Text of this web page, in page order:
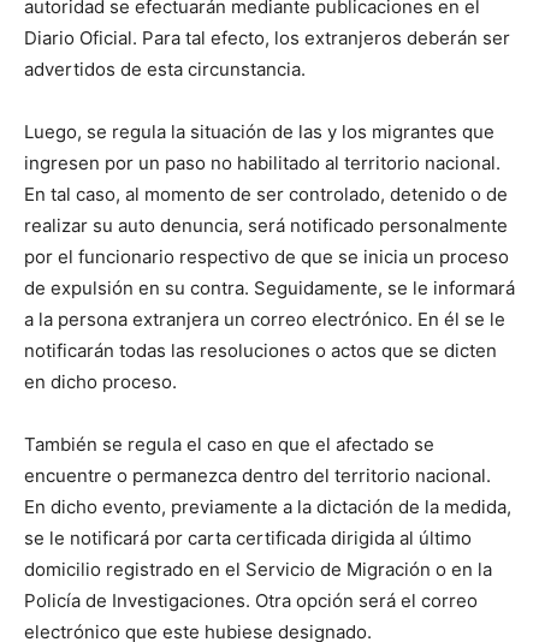
autoridad se efectuarán mediante publicaciones en el
Diario Oficial. Para tal efecto, los extranjeros deberán ser
advertidos de esta circunstancia.
Luego, se regula la situación de las y los migrantes que
ingresen por un paso no habilitado al territorio nacional.
En tal caso, al momento de ser controlado, detenido o de
realizar su auto denuncia, será notificado personalmente
por el funcionario respectivo de que se inicia un proceso
de expulsión en su contra. Seguidamente, se le informará
a la persona extranjera un correo electrónico. En él se le
notificarán todas las resoluciones o actos que se dicten
en dicho proceso.
También se regula el caso en que el afectado se
encuentre o permanezca dentro del territorio nacional.
En dicho evento, previamente a la dictación de la medida,
se le notificará por carta certificada dirigida al último
domicilio registrado en el Servicio de Migración o en la
Policía de Investigaciones. Otra opción será el correo
electrónico que este hubiese designado.